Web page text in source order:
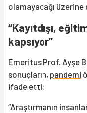
olamayacağı
“Kayıtdışı,
kapsıyor”
Emeritus Prof. Ayşe
sonuçların, pandemi
ifade etti:
“Araştırmanın